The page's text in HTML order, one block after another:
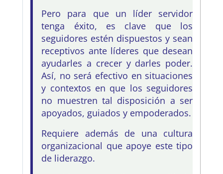
Pero para que un líder servidor
tenga éxito, es clave que los
seguidores estén dispuestos y sean
receptivos ante líderes que desean
ayudarles a crecer y darles poder.
Así, no será efectivo en situaciones
y contextos en que los seguidores
no muestren tal disposición a ser
apoyados, guiados y empoderados.
Requiere además de una cultura
organizacional que apoye este tipo
de liderazgo.